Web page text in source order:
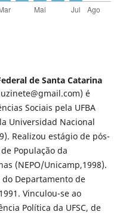
de Santa Catarina
é
Sociais pela UFBA
Universidad Nacional
Realizou estágio de pós-
População da
(NEPO/Unicamp,1998).
Departamento de
Vinculou-se ao
Política da UFSC, de